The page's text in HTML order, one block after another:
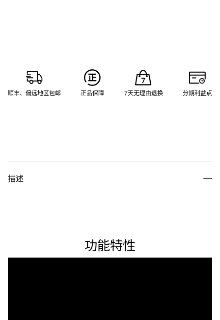
顺丰、偏远地区包邮 正品保障 7天无理由退换 分期利益点
描述
功能特性